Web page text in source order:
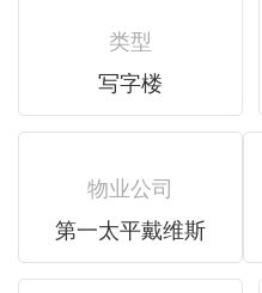
类型
写字楼
物业公司
第一太平戴维斯